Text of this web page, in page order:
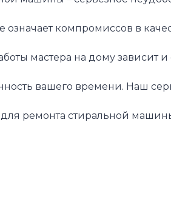
компромиссов в
мастера на дому зависит
вашего времени. Наш
ремонта стиральной